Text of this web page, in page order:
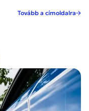
Tovább a címoldalra